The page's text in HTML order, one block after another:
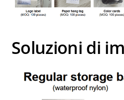
Soluzioni di